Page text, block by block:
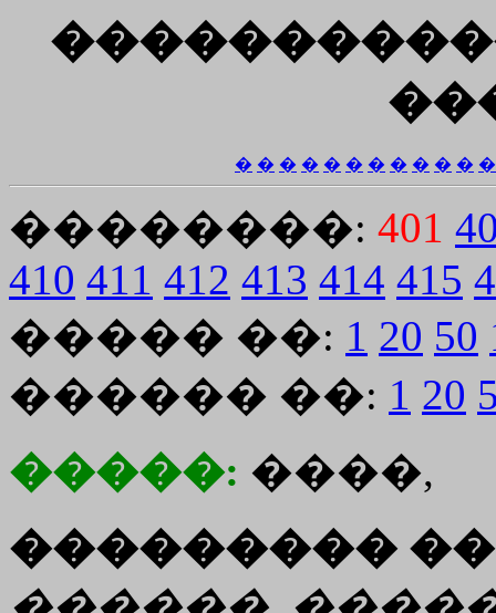
� � � � � � � � � � � �
��������: 401
410 411 412 413 414 415
����� ��: 1 20 50
������ ��: 1 20
�����: ����,
���������